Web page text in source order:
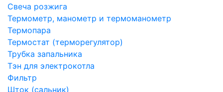
Свеча розжига
Термометр, манометр и термоманометр
Термопара
Термостат (терморегулятор)
Трубка запальника
Тэн для электрокотла
Фильтр
Шток (сальник)